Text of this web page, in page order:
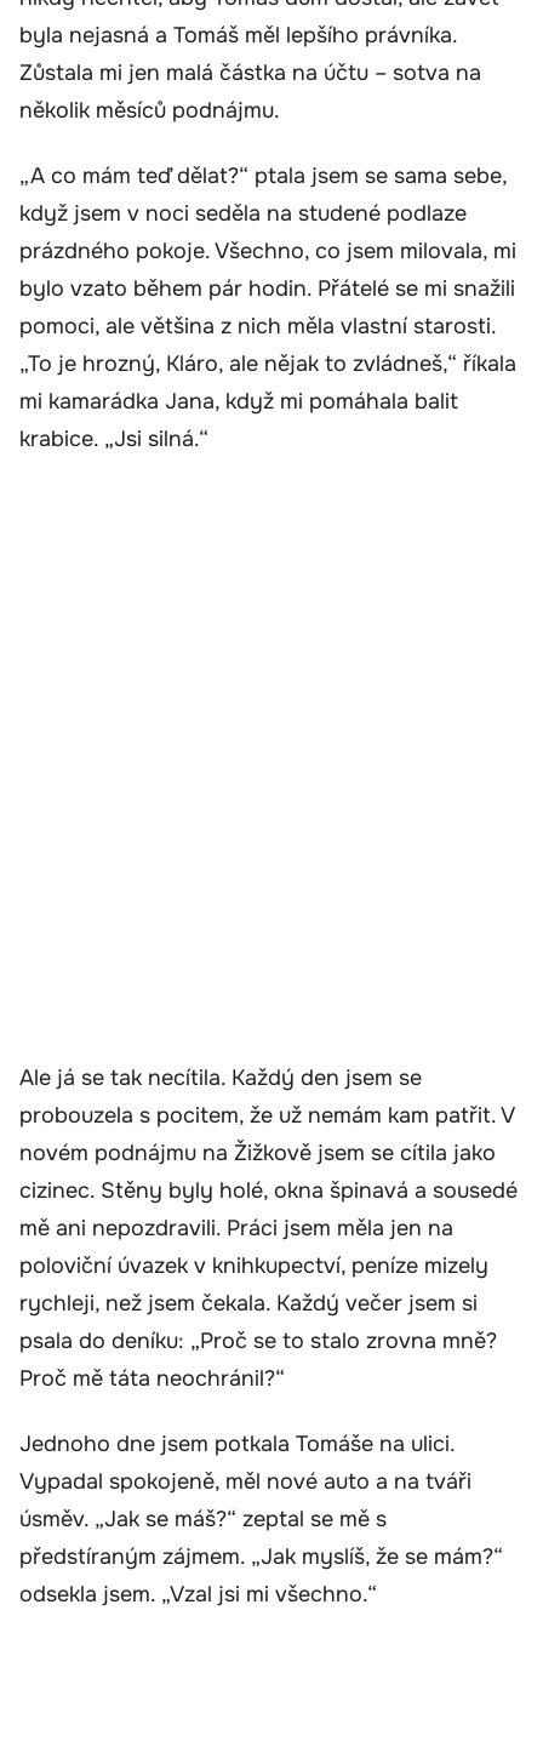
byla nejasná a Tomáš měl lepšího právníka.
Zůstala mi jen malá částka na účtu – sotva na
několik měsíců podnájmu.
„A co mám teď dělat?“ ptala jsem se sama sebe,
když jsem v noci seděla na studené podlaze
prázdného pokoje. Všechno, co jsem milovala, mi
bylo vzato během pár hodin. Přátelé se mi snažili
pomoci, ale většina z nich měla vlastní starosti.
„To je hrozný, Kláro, ale nějak to zvládneš,“ říkala
mi kamarádka Jana, když mi pomáhala balit
krabice. „Jsi silná.“
Ale já se tak necítila. Každý den jsem se
probouzela s pocitem, že už nemám kam patřit. V
novém podnájmu na Žižkově jsem se cítila jako
cizinec. Stěny byly holé, okna špinavá a sousedé
mě ani nepozdravili. Práci jsem měla jen na
poloviční úvazek v knihkupectví, peníze mizely
rychleji, než jsem čekala. Každý večer jsem si
psala do deníku: „Proč se to stalo zrovna mně?
Proč mě táta neochránil?“
Jednoho dne jsem potkala Tomáše na ulici.
Vypadal spokojeně, měl nové auto a na tváři
úsměv. „Jak se máš?“ zeptal se mě s
předstíraným zájmem. „Jak myslíš, že se mám?“
odsekla jsem. „Vzal jsi mi všechno.“